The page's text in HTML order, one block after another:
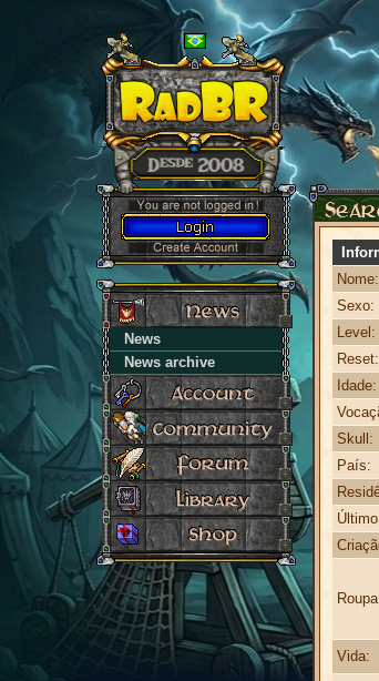
News
News archive
Nome:
Sexo:
Level:
Reset:
Idade:
Skull:
País:
Vida: